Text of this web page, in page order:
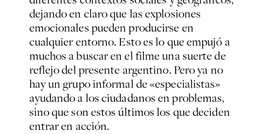
dejando en claro que las explosiones
emocionales pueden producirse en
cualquier entorno. Esto es lo que empujó a
muchos a buscar en el filme una suerte de
reflejo del presente argentino. Pero ya no
hay un grupo informal de «especialistas»
ayudando a los ciudadanos en problemas,
sino que son estos últimos los que deciden
entrar en acción.